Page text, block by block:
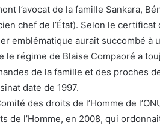
l’avocat de la famille Sankara,
chef de l’État). Selon le
emblématique aurait succombé à
le régime de Blaise Compaoré a
de la famille et des proches
date de 1997.
des droits de l’Homme de
de l’Homme, en 2008, qui